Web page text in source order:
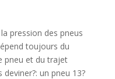
pression des pneus
toujours du
pneu et du trajet
deviner?: un pneu 13?